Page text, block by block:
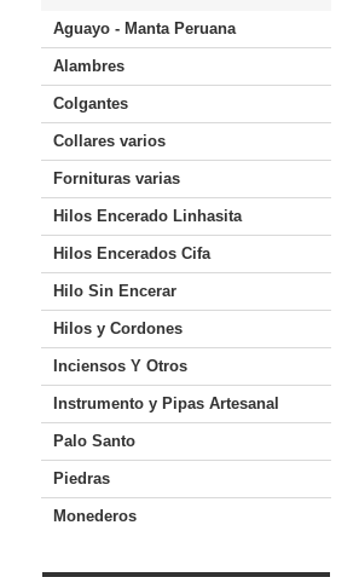
Aguayo - Manta Peruana
Alambres
Colgantes
Collares varios
Fornituras varias
Hilos Encerado Linhasita
Hilos Encerados Cifa
Hilo Sin Encerar
Hilos y Cordones
Inciensos Y Otros
Instrumento y Pipas Artesanal
Palo Santo
Piedras
Monederos